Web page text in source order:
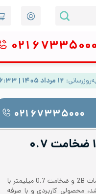
۰۲۱ ۶۷۳۳۵۰۰۰
۱۲ مرداد ۱۴۰۵ | ۱۶:۳۳
۰۲۱ ۶۷۳۳۵۰۰۰
ورق رول استیل ۴۳۰ عرض ۱۰۰۰ ضخامت ۰.۷
رول یا کویل ورق از آلیاژ استیل 430 یا 1.4016 با سطح مات 2B و ضخامت 0.7 میلیمتر با
محصولی کاربردی و با صرفه